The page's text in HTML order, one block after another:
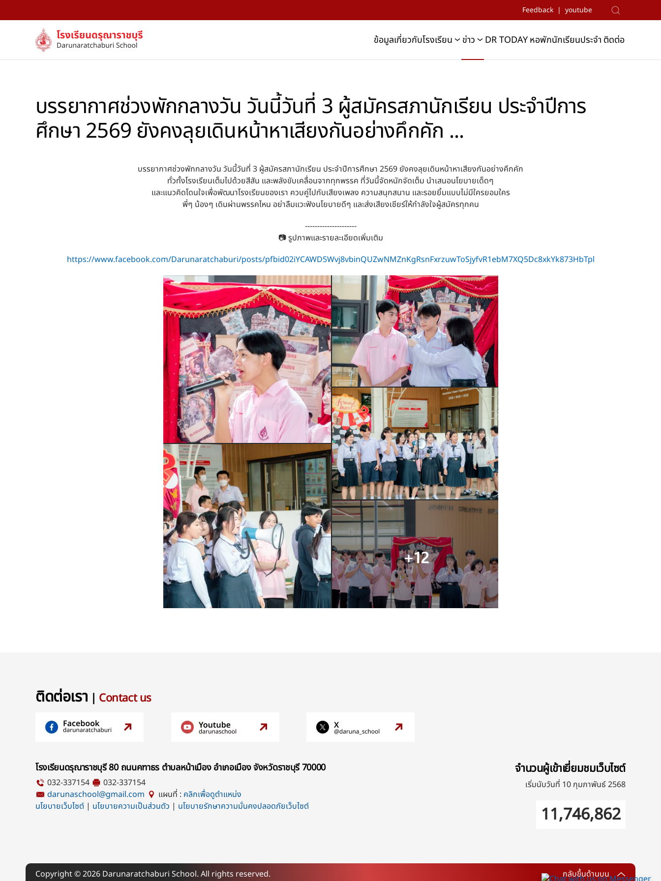
Skip to main content
Feedback | youtube
ข้อมูลเกี่ยวกับโรงเรียน ข่าว DR TODAYหอพักนักเรียนประจำ ติดต่อ
บรรยากาศช่วงพักกลางวัน วันนี้วันที่ 3 ผู้สมัครสภานักเรียน ประจำปีการ
ศึกษา 2569 ยังคงลุยเดินหน้าหาเสียงกันอย่างคึกคัก ...
บรรยากาศช่วงพักกลางวัน วันนี้วันที่ 3 ผู้สมัครสภานักเรียน ประจำปีการศึกษา 2569 ยังคงลุยเดินหน้าหาเสียงกันอย่างคึกคัก
ทั่วทั้งโรงเรียนเต็มไปด้วยสีสัน และพลังขับเคลื่อนจากทุกพรรค ที่วันนี้จัดหนักจัดเต็ม นำเสนอนโยบายเด็ดๆ
และแนวคิดโดนใจเพื่อพัฒนาโรงเรียนของเรา ควบคู่ไปกับเสียงเพลง ความสนุกสนาน และรอยยิ้มแบบไม่มีใครยอมใคร
พี่ๆ น้องๆ เดินผ่านพรรคไหน อย่าลืมแวะฟังนโยบายดีๆ และส่งเสียงเชียร์ให้กำลังใจผู้สมัครทุกคน
---------------------
📷 รูปภาพและรายละเอียดเพิ่มเติม
https://www.facebook.com/Darunaratchaburi/posts/pfbid02iYCAWD5Wvj8vbinQUZwNMZnKgRsnFxrzuwToSjyfvR1ebM7XQ5Dc8xkYk873HbTpl
ติดต่อเรา | Contact us
โรงเรียนดรุณาราชบุรี 80 ถนนคฑาธร ตำบลหน้าเมือง อำเภอเมือง จังหวัดราชบุรี 70000
032-337154
032-337154
darunaschool@gmail.com
แผนที่ : คลิกเพื่อดูตำแหน่ง
นโยบายเว็บไซต์ | นโยบายความเป็นส่วนตัว | นโยบายรักษาความมั่นคงปลอดภัยเว็บไซต์
จำนวนผู้เข้าเยี่ยมชมเว็บไซต์
เริ่มนับวันที่ 10 กุมภาพันธ์ 2568
11,746,862
Copyright ©2026 Darunaratchaburi School. All rights reserved. กลับขึ้นด้านบน